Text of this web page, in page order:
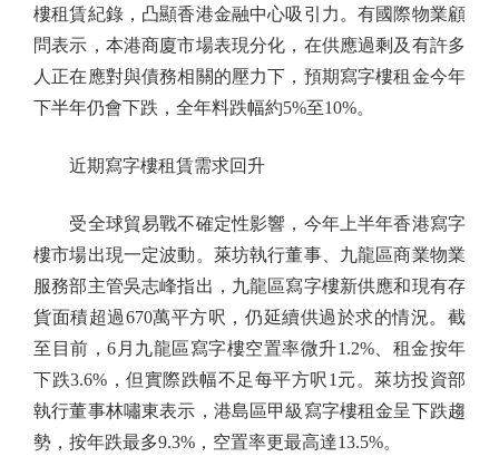
樓租賃紀錄，凸顯香港金融中心吸引力。有國際物業顧
問表示，本港商廈市場表現分化，在供應過剩及有許多
人正在應對與債務相關的壓力下，預期寫字樓租金今年
下半年仍會下跌，全年料跌幅約5%至10%。
近期寫字樓租賃需求回升
受全球貿易戰不確定性影響，今年上半年香港寫字
樓市場出現一定波動。萊坊執行董事、九龍區商業物業
服務部主管吳志峰指出，九龍區寫字樓新供應和現有存
貨面積超過670萬平方呎，仍延續供過於求的情況。截
至目前，6月九龍區寫字樓空置率微升1.2%、租金按年
下跌3.6%，但實際跌幅不足每平方呎1元。萊坊投資部
執行董事林嘯東表示，港島區甲級寫字樓租金呈下跌趨
勢，按年跌最多9.3%，空置率更最高達13.5%。